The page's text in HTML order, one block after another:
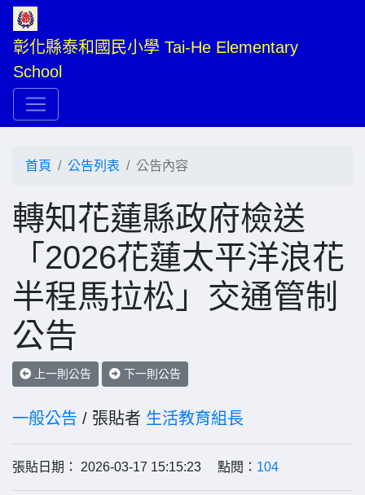
彰化縣泰和國民小學 Tai-He Elementary
School
首頁 公告列表 公告內容
轉知花蓮縣政府檢送
「2026花蓮太平洋浪花
半程馬拉松」交通管制
公告
上一則公告 下一則公告
一般公告 / 張貼者 生活教育組長
張貼日期： 2026-03-17 15:15:23 點閱： 104